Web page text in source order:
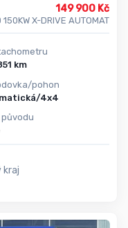
X-DRIVE AUTOMAT
149 900 Kč
289 851 km
pohon
4x4
původu
kraj